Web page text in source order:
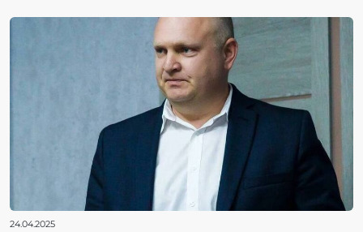
24.04.2025